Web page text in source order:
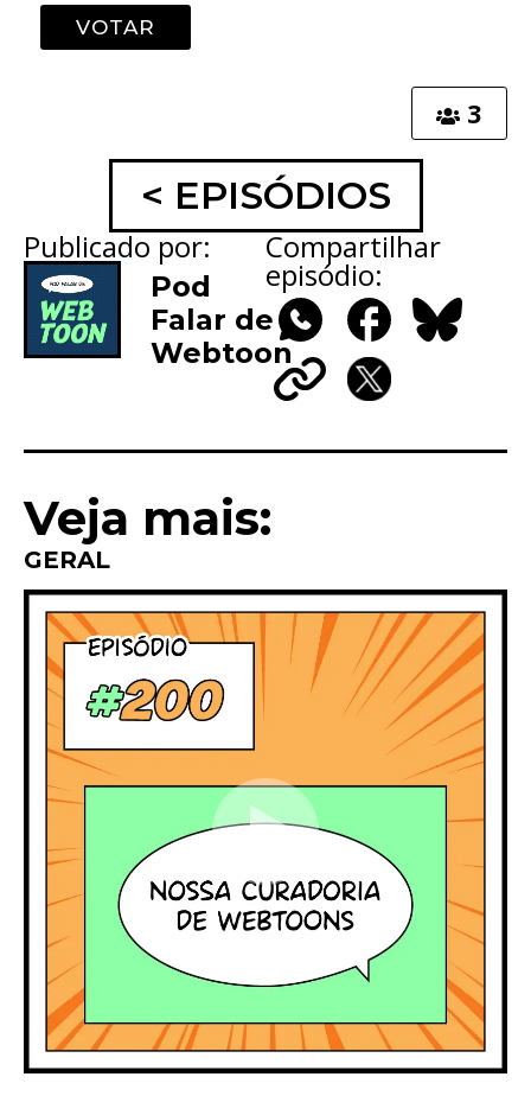
3
< EPISÓDIOS
Publicado por:
Pod
Falar de
Webtoon
Compartilhar
episódio:
WhatsAppFacebook
Veja mais:
GERAL